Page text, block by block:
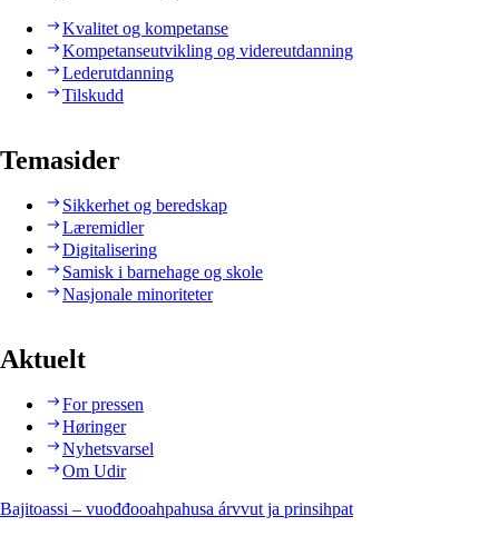
Kvalitet og kompetanse
Kompetanseutvikling og videreutdanning
Lederutdanning
Tilskudd
Temasider
Sikkerhet og beredskap
Læremidler
Digitalisering
Samisk i barnehage og skole
Nasjonale minoriteter
Aktuelt
For pressen
Høringer
Nyhetsvarsel
Om Udir
Bajitoassi – vuođđooahpahusa árvvut ja prinsihpat